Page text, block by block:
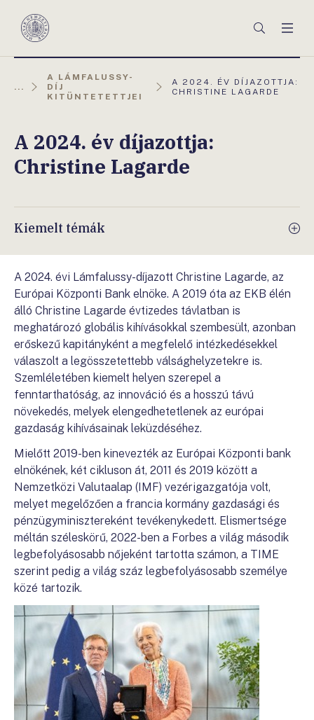
Magyar
Keresés
...
A LÁMFALUSSY-
DÍJ
KITÜNTETETTJEI
AKTUÁLIS
OLDAL:
A 2024. ÉV DÍJAZOTTJA:
CHRISTINE LAGARDE
A 2024. év díjazottja:
Christine Lagarde
Kiemelt témák
A 2024. évi Lámfalussy-díjazott Christine Lagarde, az
Európai Központi Bank elnöke. A 2019 óta az EKB élén
álló Christine Lagarde évtizedes távlatban is
meghatározó globális kihívásokkal szembesült, azonban
erőskezű kapitányként a megfelelő intézkedésekkel
válaszolt a legösszetettebb válsághelyzetekre is.
Szemléletében kiemelt helyen szerepel a
fenntarthatóság, az innováció és a hosszú távú
növekedés, melyek elengedhetetlenek az európai
gazdaság kihívásainak leküzdéséhez.
Mielőtt 2019-ben kinevezték az Európai Központi bank
elnökének, két cikluson át, 2011 és 2019 között a
Nemzetközi Valutaalap (IMF) vezérigazgatója volt,
melyet megelőzően a francia kormány gazdasági és
pénzügyminisztereként tevékenykedett. Elismertsége
méltán széleskörű, 2022-ben a Forbes a világ második
legbefolyásosabb nőjeként tartotta számon, a TIME
szerint pedig a világ száz legbefolyásosabb személye
közé tartozik.